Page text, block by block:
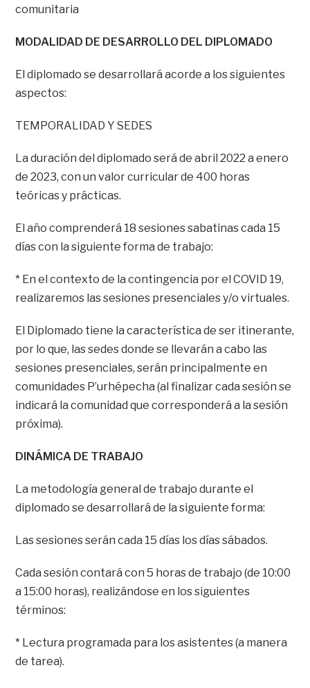
comunitaria
MODALIDAD DE DESARROLLO DEL DIPLOMADO
El diplomado se desarrollará acorde a los siguientes
aspectos:
TEMPORALIDAD Y SEDES
La duración del diplomado será de abril 2022 a enero
de 2023, con un valor curricular de 400 horas
teóricas y prácticas.
El año comprenderá 18 sesiones sabatinas cada 15
días con la siguiente forma de trabajo:
* En el contexto de la contingencia por el COVID 19,
realizaremos las sesiones presenciales y/o virtuales.
El Diplomado tiene la característica de ser itinerante,
por lo que, las sedes donde se llevarán a cabo las
sesiones presenciales, serán principalmente en
comunidades P’urhépecha (al finalizar cada sesión se
indicará la comunidad que corresponderá a la sesión
próxima).
DINÁMICA DE TRABAJO
La metodología general de trabajo durante el
diplomado se desarrollará de la siguiente forma:
Las sesiones serán cada 15 días los días sábados.
Cada sesión contará con 5 horas de trabajo (de 10:00
a 15:00 horas), realizándose en los siguientes
términos:
* Lectura programada para los asistentes (a manera
de tarea).